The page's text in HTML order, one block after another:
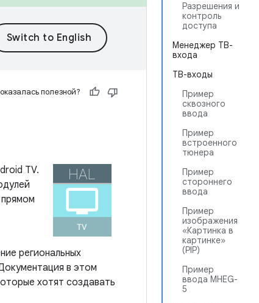
Разрешения и
контроль
доступа
Менеджер ТВ-
входа
ТВ-входы
Пример
сквозного
ввода
Пример
встроенного
тюнера
Пример
стороннего
ввода
Пример
изображения
«Картинка в
картинке»
(PIP)
Пример
ввода MHEG-
5
полезной?
TV.
региональных
в этом
хотят создавать